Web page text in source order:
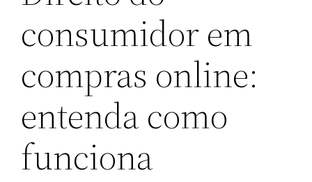
consumidor em
compras online:
entenda como
funciona